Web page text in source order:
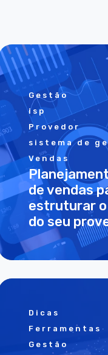
Gestão
isp
Provedor
sistema de
Vendas
de vendas
estruturar
do seu
Dicas
Ferramentas
Gestão